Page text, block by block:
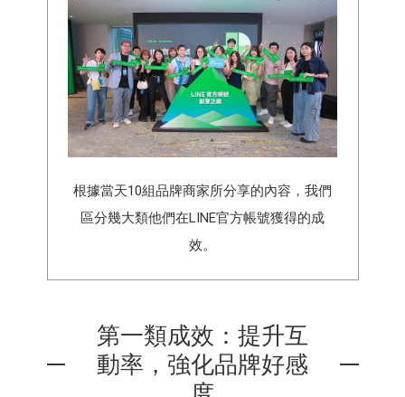
根據當天10組品牌商家所分享的內容，我們
區分幾大類他們在LINE官方帳號獲得的成
效。
第一類成效：提升互
動率，強化品牌好感